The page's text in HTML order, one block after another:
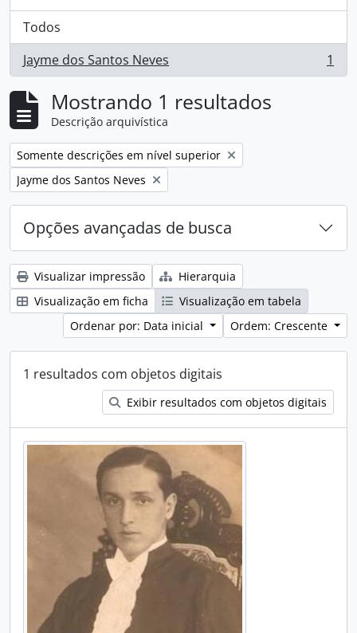
Todos
Jayme dos Santos Neves
, 1 resultados 1
Mostrando 1 resultados
Descrição arquivística
Remover filtro:
Somente descrições em nível superior
Remover filtro:
Jayme dos Santos Neves
Opções avançadas de busca
Visualizar impressão
Hierarquia
Visualização em ficha
Visualização em tabela
Ordenar por: Data inicial
Ordem: Crescente
1 resultados com objetos digitais
Exibir resultados com objetos digitais